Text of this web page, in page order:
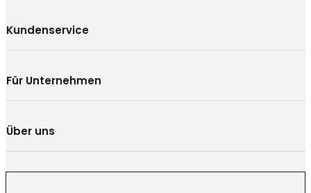
Kundenservice
Für Unternehmen
Über uns